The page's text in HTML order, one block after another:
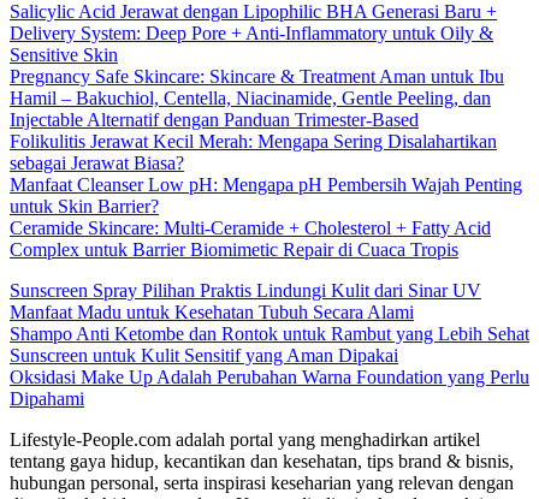
Salicylic Acid Jerawat dengan Lipophilic BHA Generasi Baru +
Delivery System: Deep Pore + Anti-Inflammatory untuk Oily &
Sensitive Skin
Pregnancy Safe Skincare: Skincare & Treatment Aman untuk Ibu
Hamil – Bakuchiol, Centella, Niacinamide, Gentle Peeling, dan
Injectable Alternatif dengan Panduan Trimester-Based
Folikulitis Jerawat Kecil Merah: Mengapa Sering Disalahartikan
sebagai Jerawat Biasa?
Manfaat Cleanser Low pH: Mengapa pH Pembersih Wajah Penting
untuk Skin Barrier?
Ceramide Skincare: Multi-Ceramide + Cholesterol + Fatty Acid
Complex untuk Barrier Biomimetic Repair di Cuaca Tropis
Sunscreen Spray Pilihan Praktis Lindungi Kulit dari Sinar UV
Manfaat Madu untuk Kesehatan Tubuh Secara Alami
Shampo Anti Ketombe dan Rontok untuk Rambut yang Lebih Sehat
Sunscreen untuk Kulit Sensitif yang Aman Dipakai
Oksidasi Make Up Adalah Perubahan Warna Foundation yang Perlu
Dipahami
Lifestyle-People.com adalah portal yang menghadirkan artikel
tentang gaya hidup, kecantikan dan kesehatan, tips brand & bisnis,
hubungan personal, serta inspirasi keseharian yang relevan dengan